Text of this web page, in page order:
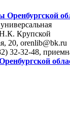
Оренбургской
Крупской
20, orenlib@bk.ru
32-32-48,